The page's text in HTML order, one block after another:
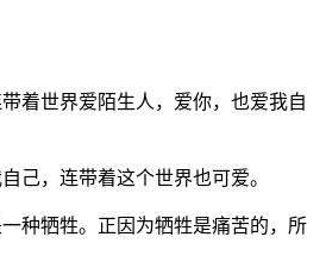
带着世界爱陌生人，爱你，也爱我自
己，连带着这个世界也可爱。
一种牺牲。正因为牺牲是痛苦的，所